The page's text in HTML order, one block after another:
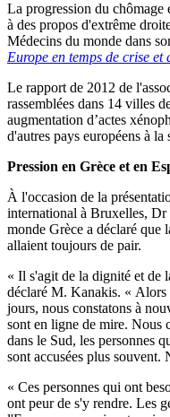
La progression du chômage
à des propos d'extrême
Médecins du monde dans
Europe en temps de crise
Le rapport de 2012 de
rassemblées dans 14 villes
augmentation d’actes
d'autres pays européens à la
Pression en Grèce et en
À l'occasion de la
international à Bruxelles,
monde Grèce a déclaré que
allaient toujours de pair.
« Il s'agit de la dignité et de
déclaré M. Kanakis. « Alors
jours, nous constatons à
sont en ligne de mire. Nous
dans le Sud, les personnes
sont accusées plus souvent.
« Ces personnes qui ont
ont peur de s'y rendre. Les